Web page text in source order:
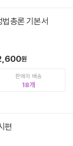
총론 기본서
원
판매자 배송
18
편